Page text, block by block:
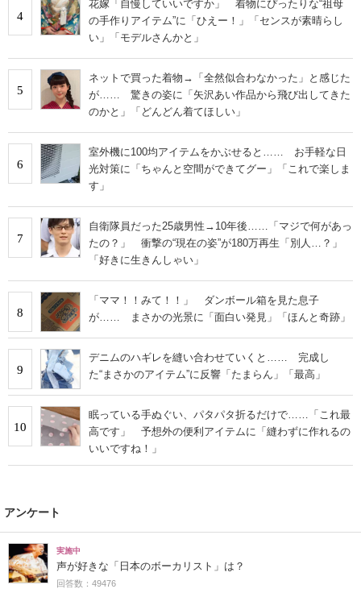
4
花嫁「自慢していいですか」 着物にぴったりな“祖母
の手作りアイテム”に「ひえー！」「センスが素晴らし
い」「モデルさんかと」
5
ネットで買った着物→「全然似合わなかった」と感じた
が…… 驚きの姿に「矢沢あい作品から飛び出してきた
のかと」「どんどん着てほしい」
6
室外機に100均アイテムをかぶせると…… お手軽な日
光対策に「ちゃんと空間ができてグー」「これで楽しま
す」
7
自衛隊員だった25歳男性→10年後……「マジで何があっ
たの？」 衝撃の“現在の姿”が180万再生「別人…？」
「好きに生きんしゃい」
8
「ママ！！みて！！」 ダンボール箱を見た息子
が…… まさかの光景に「面白い発見」「ほんと奇跡」
9
デニムのハギレを縫い合わせていくと…… 完成し
た“まさかのアイテム”に反響「たまらん」「最高」
10
眠っている手ぬぐい、パタパタ折るだけで……「これ最
高です」 予想外の便利アイテムに「縫わずに作れるの
いいですね！」
アンケート
実施中
声が好きな「日本のボーカリスト」は？
回答数：49476